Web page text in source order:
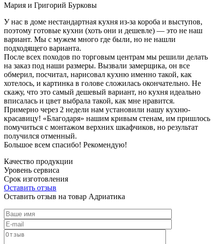
Мария и Григорий Бурковы
У нас в доме нестандартная кухня из-за короба и выступов,
поэтому готовые кухни (хоть они и дешевле) — это не наш
вариант. Мы с мужем много где были, но не нашли
подходящего варианта.
После всех походов по торговым центрам мы решили делать
на заказ под наши размеры. Вызвали замерщика, он все
обмерил, посчитал, нарисовал кухню именно такой, как
хотелось, и картинка в голове сложилась окончательно. Не
скажу, что это самый дешевый вариант, но кухня идеально
вписалась и цвет выбрала такой, как мне нравится.
Примерно через 2 недели нам установили нашу кухню-
красавицу! «Благодаря» нашим кривым стенам, им пришлось
помучиться с монтажом верхних шкафчиков, но результат
получился отменный.
Большое всем спасибо! Рекомендую!
Качество продукции
Уровень сервиса
Срок изготовления
Оставить отзыв
Оставить отзыв на товар Адриатика